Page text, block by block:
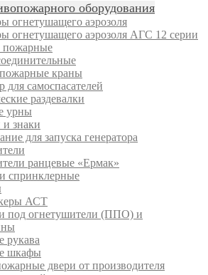
оборудования
огнетушащего аэрозоля
огнетушащего аэрозоля АГС 12 серии
пожарные
краны
для самоспасателей
раздевалки
урны
знаки
для запуска генератора
ранцевые «Ермак»
спринклерные
АСТ
под огнетушители (ППО) и
рукава
шкафы
двери от производителя